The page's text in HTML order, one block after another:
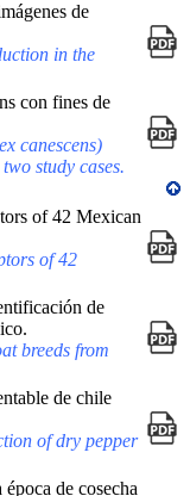
de
in the
con fines de
canescens)
study cases.
of 42 Mexican
of 42
de
breeds from
de chile
of dry pepper
de cosecha